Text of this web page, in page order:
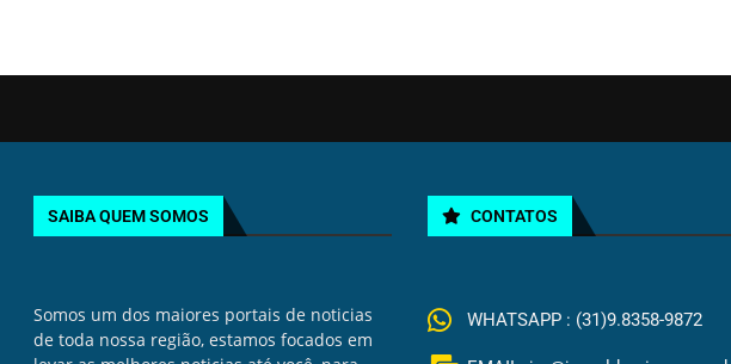
SAIBA QUEM SOMOS
Somos um dos maiores portais de noticias
de toda nossa região, estamos focados em
CONTATOS
WHATSAPP : (31)9.8358-9872